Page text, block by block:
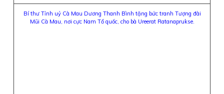
Bí thư Tỉnh uỷ Cà Mau Dương Thanh Bình tặng bức tranh Tượng đài
Mũi Cà Mau, nơi cực Nam Tổ quốc, cho bà Ureerat Ratanaprukse.